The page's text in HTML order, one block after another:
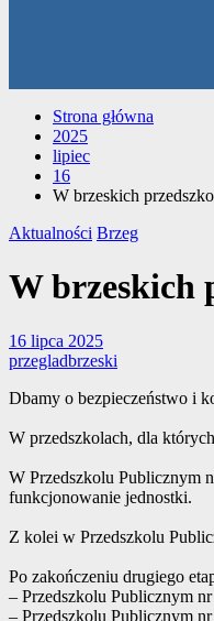
Strona główna
2025
lipiec
16
W brzeskich
Aktualności Brzeg
W brzeskich
16 lipca 2025
przegladbrzeski
Dbamy o bezpieczeństwo i
W przedszkolach, dla
W Przedszkolu Publicznym
funkcjonowanie jednostki.
Z kolei w Przedszkolu
Po zakończeniu drugiego
– Przedszkolu Publicznym nr
– Przedszkolu Publicznym nr